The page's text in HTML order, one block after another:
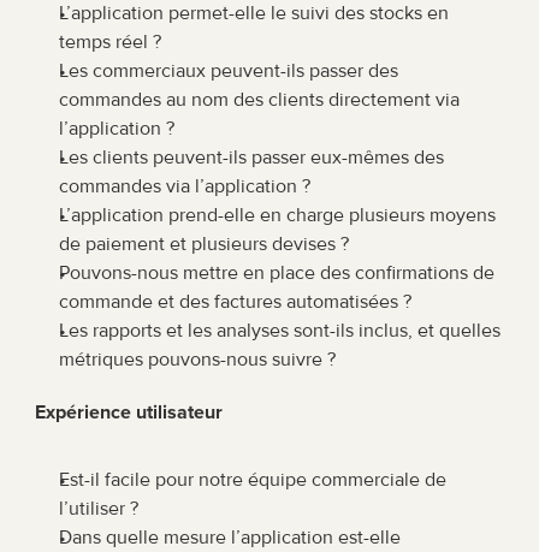
L’application permet-elle le suivi des stocks en
temps réel ?
Les commerciaux peuvent-ils passer des
commandes au nom des clients directement via
l’application ?
Les clients peuvent-ils passer eux-mêmes des
commandes via l’application ?
L’application prend-elle en charge plusieurs moyens
de paiement et plusieurs devises ?
Pouvons-nous mettre en place des confirmations de
commande et des factures automatisées ?
Les rapports et les analyses sont-ils inclus, et quelles
métriques pouvons-nous suivre ?
Expérience utilisateur
Est-il facile pour notre équipe commerciale de
l’utiliser ?
Dans quelle mesure l’application est-elle